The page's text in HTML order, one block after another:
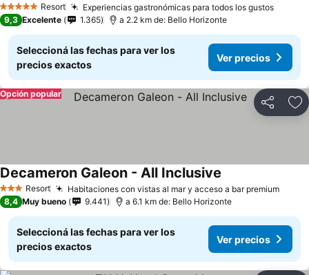
5 Estrellas Resort Experiencias gastronómicas para todos los gustos
9,3 Excelente 1.365 a 2.2 km de: Bello Horizonte
Seleccioná las fechas para ver los
precios exactos
Ver precios
Compartir
Opción popular
3 EstrellasResort Habitaciones con vistas al mar y acceso a bar premium
Decameron Galeon - All Inclusive
8,4 Muy bueno 9.441 a 6.1 km de: Bello Horizonte
Seleccioná las fechas para ver los
precios exactos
Ver precios